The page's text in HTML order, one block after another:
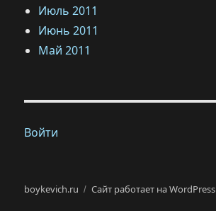
Июль 2011
Июнь 2011
Май 2011
Войти
boykevich.ru Сайт работает на WordPress